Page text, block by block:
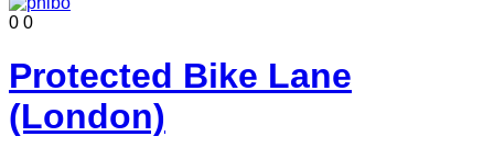
0 0
Protected Bike Lane
(London)